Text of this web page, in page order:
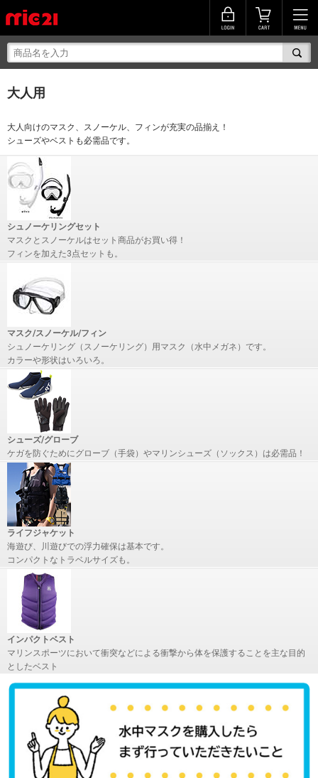
大人用
大人向けのマスク、スノーケル、フィンが充実の品揃え！
シューズやベストも必需品です。
シュノーケリングセット
マスクとスノーケルはセット商品がお買い得！
フィンを加えた3点セットも。
マスク/スノーケル/フィン
シュノーケリング（スノーケリング）用マスク（水中メガネ）です。
カラーや形状はいろいろ。
シューズ/グローブ
ケガを防ぐためにグローブ（手袋）やマリンシューズ（ソックス）は必需品！
ライフジャケット
海遊び、川遊びでの浮力確保は基本です。
コンパクトなトラベルサイズも。
インパクトベスト
マリンスポーツにおいて衝突などによる衝撃から体を保護することを主な目的
としたベスト